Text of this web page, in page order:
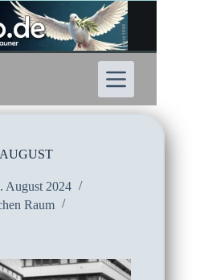
August 2024
Raum